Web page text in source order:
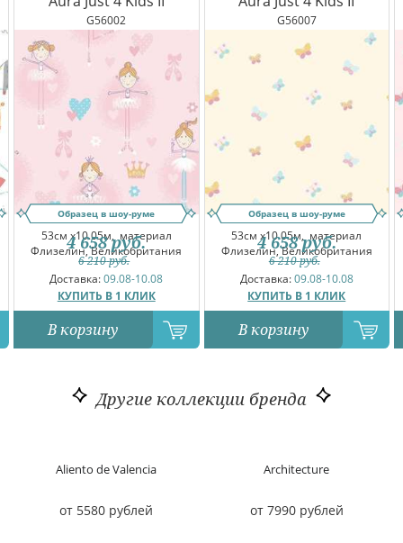
G56002
Образец в шоу-руме
53см x10.05м, материал
Флизелин, Великобритания
Доставка:09.08-10.08
КУПИТЬ В 1 КЛИК
6 210руб.
4 658 руб.
В корзину
G56007
Образец в шоу-руме
53см x10.05м, материал
Флизелин, Великобритания
Доставка:09.08-10.08
КУПИТЬ В 1 КЛИК
6 210руб.
4 658 руб.
В корзину
Другие коллекции бренда
Aliento de Valencia
от 5580 рублей
Architecture
от 7990 рублей